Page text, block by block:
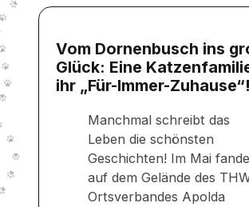
Vom Dornenbusch ins
Glück: Eine
ihr „Für-Immer-Zuhause“!
Manchmal schreibt das
Leben die schönsten
Geschichten! Im Mai
auf dem Gelände des
Ortsverbandes Apolda